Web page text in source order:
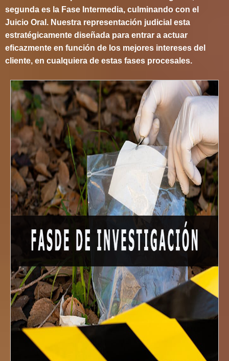
segunda es la Fase Intermedia, culminando con el
Juicio Oral. Nuestra representación judicial esta
estratégicamente diseñada para entrar a actuar
eficazmente en función de los mejores intereses del
cliente, en cualquiera de estas fases procesales.